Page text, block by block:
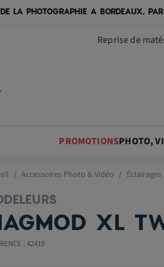
LA PHOTOGRAPHIE A BORDEAUX,
Reprise de
PROMOTIONSPHOTO,
Accessoires Photo & Vidéo Éclairages
XL
: 42419